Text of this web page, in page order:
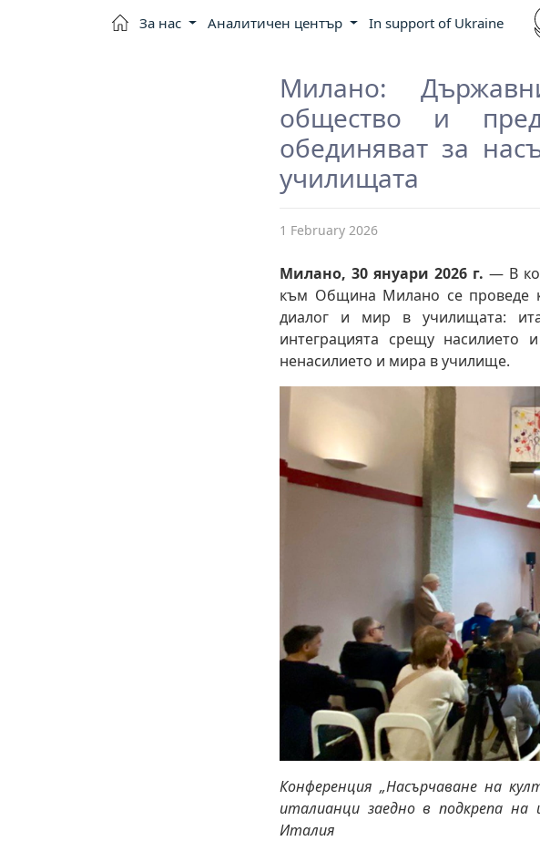
За нас Аналитичен център In support of Ukraine
Милано:
общество и
обединяват за
училищата
1 February 2026
Милано, 30 януари 2026 г. — В
към Община Милано се проведе
диалог и мир в училищата:
интеграцията срещу
ненасилието и мира в училище.
Конференция „Насърчаване на
италианци заедно в подкрепа
Италия